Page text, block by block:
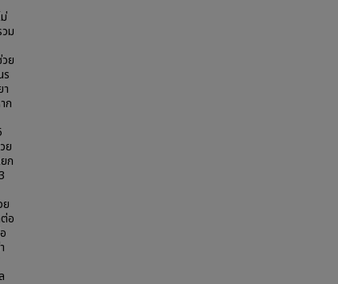
ม
ย
ก
ย
ก
อ